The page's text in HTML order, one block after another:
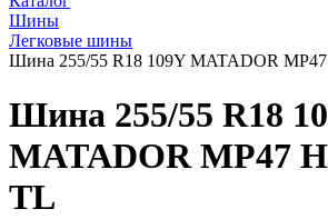
Шины
Легковые шины
Шина 255/55 R18 109Y MATADOR
Шина 255/55 R18
MATADOR MP47
TL